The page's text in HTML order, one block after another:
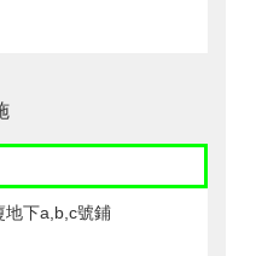
地下a,b,c號鋪